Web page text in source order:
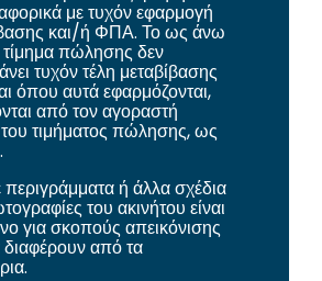
με τυχόν εφαρμογή
και/ή ΦΠΑ. Το ως άνω
πώλησης δεν
τυχόν τέλη μεταβίβασης
όπου αυτά εφαρμόζονται,
από τον αγοραστή
τιμήματος πώλησης, ως
ή άλλα σχέδια
του ακινήτου είναι
για σκοπούς απεικόνισης
διαφέρουν από τα